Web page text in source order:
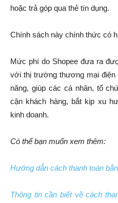
hoặc trả góp qua thẻ tín dụng.
Chính sách này chính thức có
Mức phí do Shopee đưa ra
với thị trường thương mại
năng, giúp các cá nhân, tổ
cận khách hàng, bắt kịp xu
kinh doanh.
Có thể bạn muốn xem thêm:
Hướng dẫn cách thanh toán
Thông tin cần biết về cách